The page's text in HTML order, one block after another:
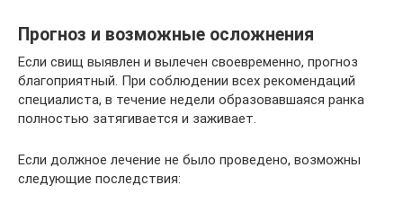
Прогноз и возможные осложнения
Если свищ выявлен и вылечен своевременно, прогноз
благоприятный. При соблюдении всех рекомендаций
специалиста, в течение недели образовавшаяся ранка
полностью затягивается и заживает.
Если должное лечение не было проведено, возможны
следующие последствия: